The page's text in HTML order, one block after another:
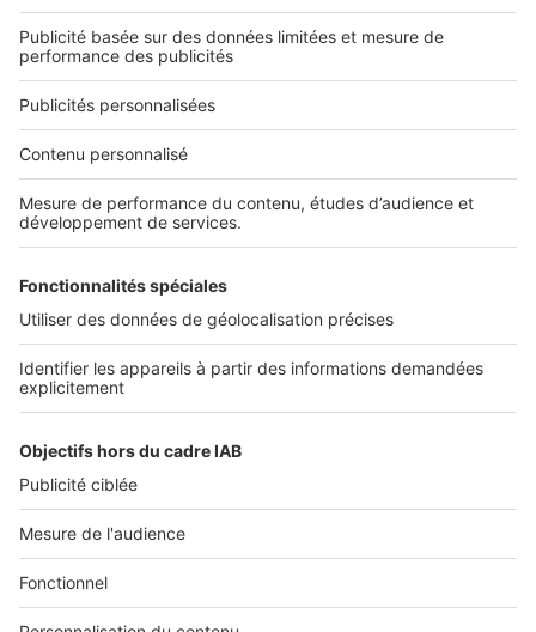
Qui sommes-nous ?
Nous contacter
Nous recrutons
NOS APPLICATIONS
Découvrez nos applications
Tous nos services pro
Accès client
Mes annonces sur SeLoger
À DÉCOUVRIR
Tout l'immobilier
Toutes les villes
Tous les départements
Toutes les régions